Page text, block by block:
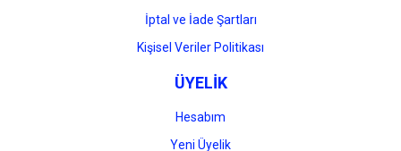
İptal ve İade Şartları
Kişisel Veriler Politikası
ÜYELİK
Hesabım
Yeni Üyelik